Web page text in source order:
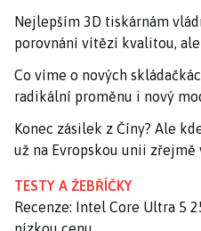
Nejlepším 3D tiskárnám
porovnání vítězí kvalitou,
Co víme o nových
radikální proměnu i nový
Konec zásilek z Číny? Ale
už na Evropskou unii zřejmě
TESTY A ŽEBŘÍČKY
Recenze: Intel Core Ultra 5